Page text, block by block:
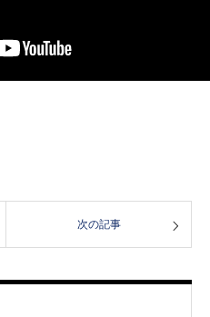
次の記事